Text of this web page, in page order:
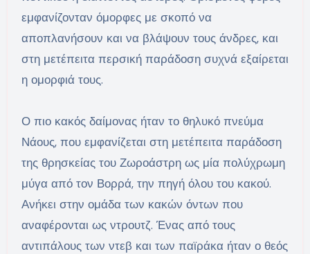
εμφανίζονταν όμορφες με σκοπό να
αποπλανήσουν και να βλάψουν τους άνδρες, και
στη μετέπειτα περσική παράδοση συχνά εξαίρεται
η ομορφιά τους.
Ο πιο κακός δαίμονας ήταν το θηλυκό πνεύμα
Νάους, που εμφανίζεται στη μετέπειτα παράδοση
της θρησκείας του Ζωροάστρη ως μία πολύχρωμη
μύγα από τον Βορρά, την πηγή όλου του κακού.
Ανήκει στην ομάδα των κακών όντων που
αναφέρονται ως ντρουτζ. Ένας από τους
αντιπάλους των ντεβ και των παϊράκα ήταν ο θεός